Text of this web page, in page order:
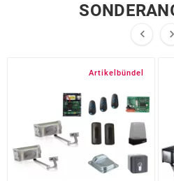
 
Artikelbündel